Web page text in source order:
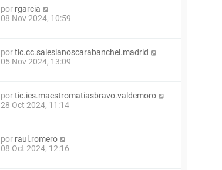
por rgarcia
08 Nov 2024, 10:59
portic.cc.salesianoscarabanchel.madrid
05 Nov 2024, 13:09
portic.ies.maestromatiasbravo.valdemoro
28 Oct 2024, 11:14
por raul.romero
08 Oct 2024, 12:16